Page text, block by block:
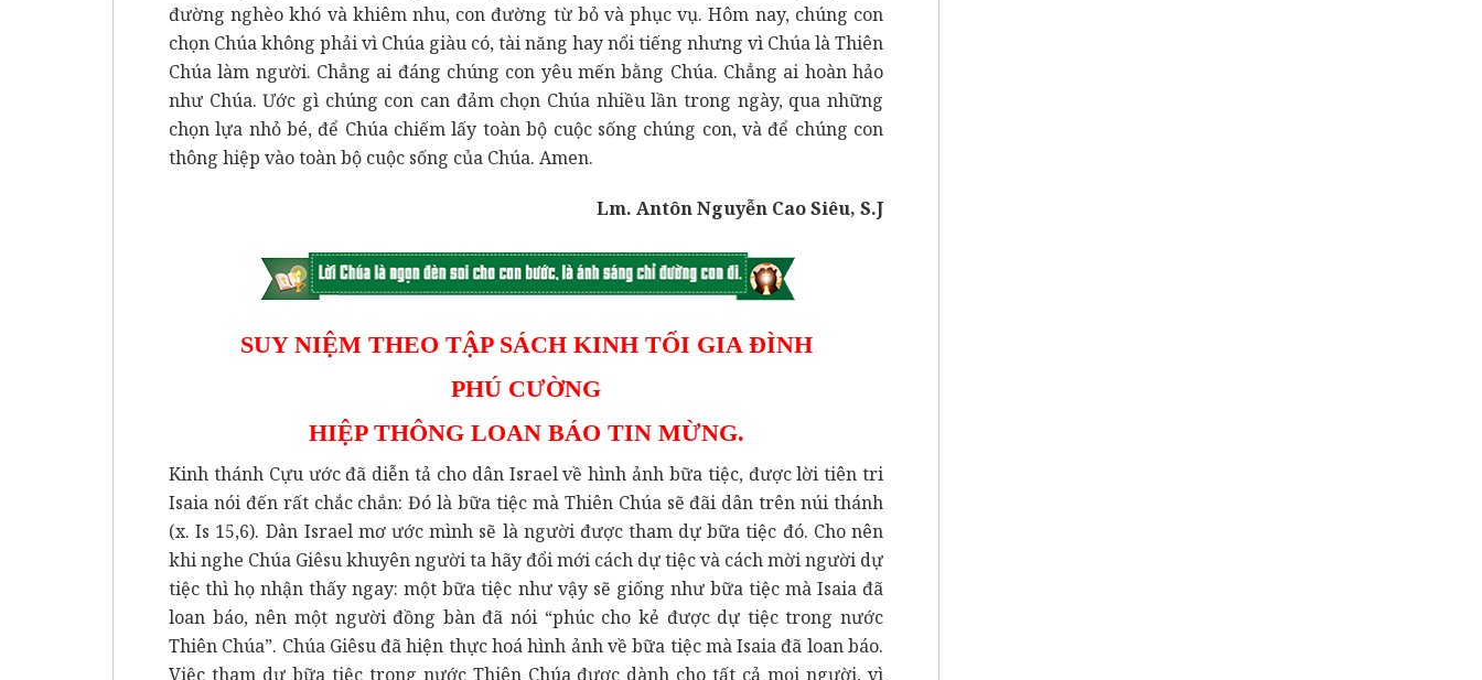
đường nghèo khó và khiêm nhu, con đường từ bỏ và phục vụ. Hôm nay, chúng con
chọn Chúa không phải vì Chúa giàu có, tài năng hay nổi tiếng nhưng vì Chúa là Thiên
Chúa làm người. Chẳng ai đáng chúng con yêu mến bằng Chúa. Chẳng ai hoàn hảo
như Chúa. Ước gì chúng con can đảm chọn Chúa nhiều lần trong ngày, qua những
chọn lựa nhỏ bé, để Chúa chiếm lấy toàn bộ cuộc sống chúng con, và để chúng con
thông hiệp vào toàn bộ cuộc sống của Chúa. Amen.
Lm. Antôn Nguyễn Cao Siêu, S.J
SUY NIỆM THEO TẬP SÁCH KINH TỐI GIA ĐÌNH
PHÚ CƯỜNG
HIỆP THÔNG LOAN BÁO TIN MỪNG.
Kinh thánh Cựu ước đã diễn tả cho dân Israel về hình ảnh bữa tiệc, được lời tiên tri
Isaia nói đến rất chắc chắn: Đó là bữa tiệc mà Thiên Chúa sẽ đãi dân trên núi thánh
(x. Is 15,6). Dân Israel mơ ước mình sẽ là người được tham dự bữa tiệc đó. Cho nên
khi nghe Chúa Giêsu khuyên người ta hãy đổi mới cách dự tiệc và cách mời người dự
tiệc thì họ nhận thấy ngay: một bữa tiệc như vậy sẽ giống như bữa tiệc mà Isaia đã
loan báo, nên một người đồng bàn đã nói “phúc cho kẻ được dự tiệc trong nước
Thiên Chúa”. Chúa Giêsu đã hiện thực hoá hình ảnh về bữa tiệc mà Isaia đã loan báo.
Việc tham dự bữa tiệc trong nước Thiên Chúa được dành cho tất cả mọi người, vì